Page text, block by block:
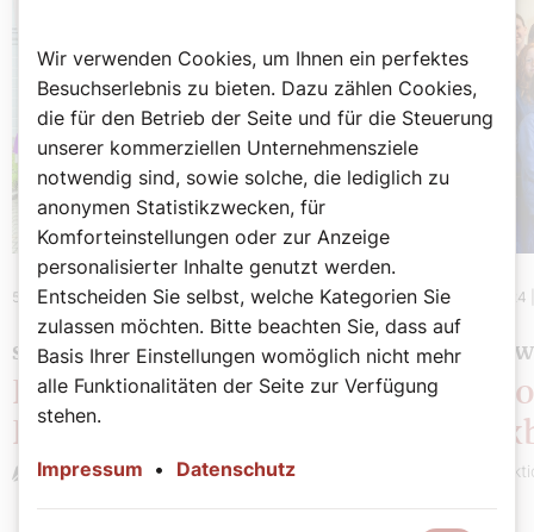
5. Juni 2024 |Chronik
SEHENSWERT
Potpourri: Diözesaner
Rückblick
Redaktion
13. Mai 2024
Wir verwenden Cookies, um Ihnen ein perfektes
Besuchserlebnis zu bieten. Dazu zählen Cookies,
die für den Betrieb der Seite und für die Steuerung
unserer kommerziellen Unternehmensziele
notwendig sind, sowie solche, die lediglich zu
anonymen Statistikzwecken, für
Komforteinstellungen oder zur Anzeige
personalisierter Inhalte genutzt werden.
Entscheiden Sie selbst, welche Kategorien Sie
zulassen möchten. Bitte beachten Sie, dass auf
Basis Ihrer Einstellungen womöglich nicht mehr
alle Funktionalitäten der Seite zur Verfügung
stehen.
Impressum • Datenschutz